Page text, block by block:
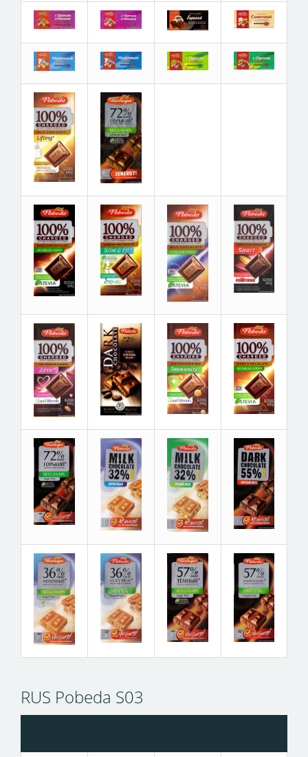
RUS Pobeda S03